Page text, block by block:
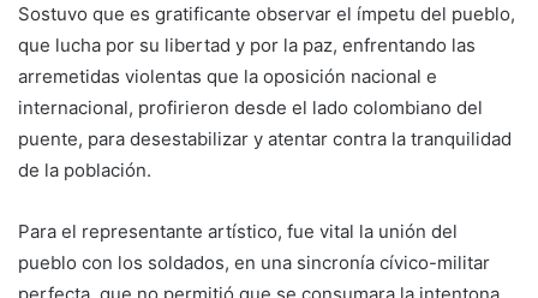
Sostuvo que es gratificante observar el ímpetu del pueblo,
que lucha por su libertad y por la paz, enfrentando las
arremetidas violentas que la oposición nacional e
internacional, profirieron desde el lado colombiano del
puente, para desestabilizar y atentar contra la tranquilidad
de la población.
Para el representante artístico, fue vital la unión del
pueblo con los soldados, en una sincronía cívico-militar